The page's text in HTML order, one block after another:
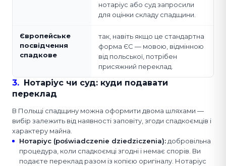
нотаріус або суд запросили
для оцінки складу спадщини.
Європейське
посвідчення
спадкове
так, навіть якщо це стандартна
форма ЄС — мовою, відмінною
від польської, потрібен
присяжний переклад.
3.
Нотаріус чи суд: куди подавати
переклад
В Польщі спадщину можна оформити двома шляхами —
вибір залежить від наявності заповіту, згоди спадкоємців і
характеру майна.
Нотаріус (poświadczenie dziedziczenia):добровільна
процедура, коли спадкоємці згодні і немає спорів. Ви
подаєте переклад разом із копією оригіналу. Нотаріус